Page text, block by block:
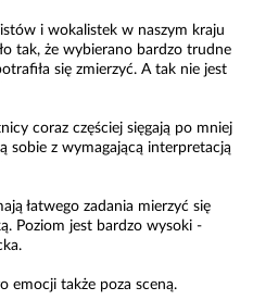
i wokalistek w naszym kraju
tak, że wybierano bardzo trudne
się zmierzyć. A tak nie jest
coraz częściej sięgają po mniej
sobie z wymagającą interpretacją
łatwego zadania mierzyć się
Poziom jest bardzo wysoki -
emocji także poza sceną.